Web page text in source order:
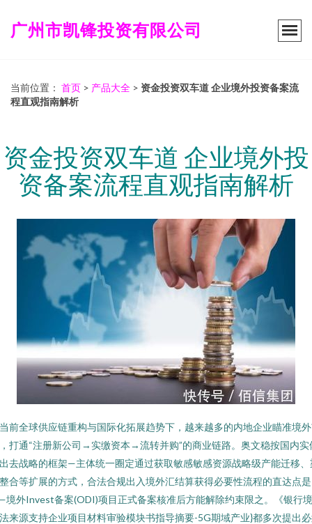
广州市凯锋投资有限公司
当前位置： 首页 > 产品大全 > 资金投资双车道 企业境外投资备案流
程直观指南解析
资金投资双车道 企业境外投
资备案流程直观指南解析
前全球供应链重构与国际化拓展趋势下，越来越多的内地企业瞄准境
打通“注册新公司→实缴资本→流转并购”的商业链路。奥文稳按国内实
去战略的框架—主体统一圈定通过获取敏感敏感资源战略级产能迁移、
合等扩展的方式，合法合规出入境外汇结算获得必要性流程的直达点是
外Invest备案(ODI)项目正式备案核准后方能解除约束限之。《银行
来源支持企业项目材料审验模块书指导摘要-5G期域产业}都多次提出